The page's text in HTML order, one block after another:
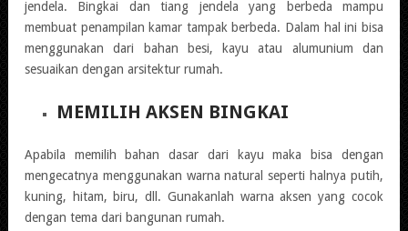
jendela. Bingkai dan tiang jendela yang berbeda mampu
membuat penampilan kamar tampak berbeda. Dalam hal ini bisa
menggunakan dari bahan besi, kayu atau alumunium dan
sesuaikan dengan arsitektur rumah.
MEMILIH AKSEN BINGKAI
Apabila memilih bahan dasar dari kayu maka bisa dengan
mengecatnya menggunakan warna natural seperti halnya putih,
kuning, hitam, biru, dll. Gunakanlah warna aksen yang cocok
dengan tema dari bangunan rumah.